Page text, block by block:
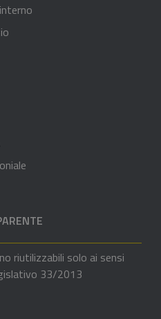
riutilizzabili solo ai sensi
33/2013